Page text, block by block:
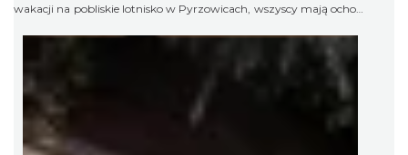
wakacji na pobliskie lotnisko w Pyrzowicach, wszyscy mają ochotę